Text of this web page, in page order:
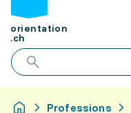
orientation
.ch
Professions